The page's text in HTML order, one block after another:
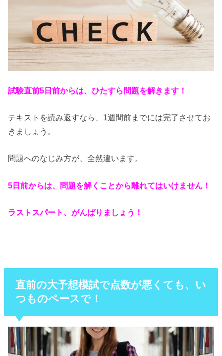
試験直前5日前からは、ひたすら問題を解きます！
テキストを読み返すなら、1週間前までには完了させてお
きましょう。
問題へのなじみ方が、全然違います。
5日前からは、問題を解くことから離れてはいけません！
ラストスパート、がんばりましょう！
直前の大予想模試で点数が悪くても、い
つものペースで！